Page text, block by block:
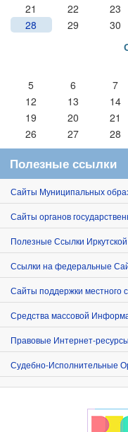
21
22 23
28
29
30
5
6 7
12
13 14
19
20 21
26
27 28
Полезные ссылки
Сайты Муниципальных
Сайты органов
Полезные Ссылки Иркутской
Ссылки на федеральные
Сайты поддержки местного
Средства массовой
Правовые Интернет-ресурсы
Судебно-Исполнительные